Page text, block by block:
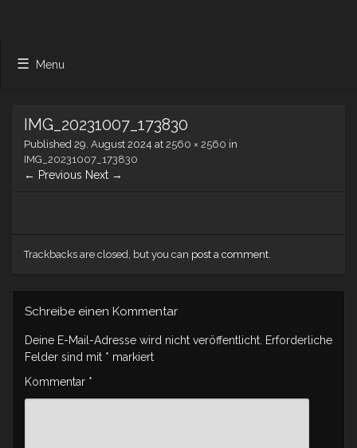
Menu
IMG_20231007_173830
Published 29. August 2024 at 2560 × 2560 in
IMG_20231007_173830
← Previous Next →
Trackbacks are closed, but you can post a comment.
Schreibe einen Kommentar
Deine E-Mail-Adresse wird nicht veröffentlicht. Erforderliche
Felder sind mit * markiert
Kommentar *